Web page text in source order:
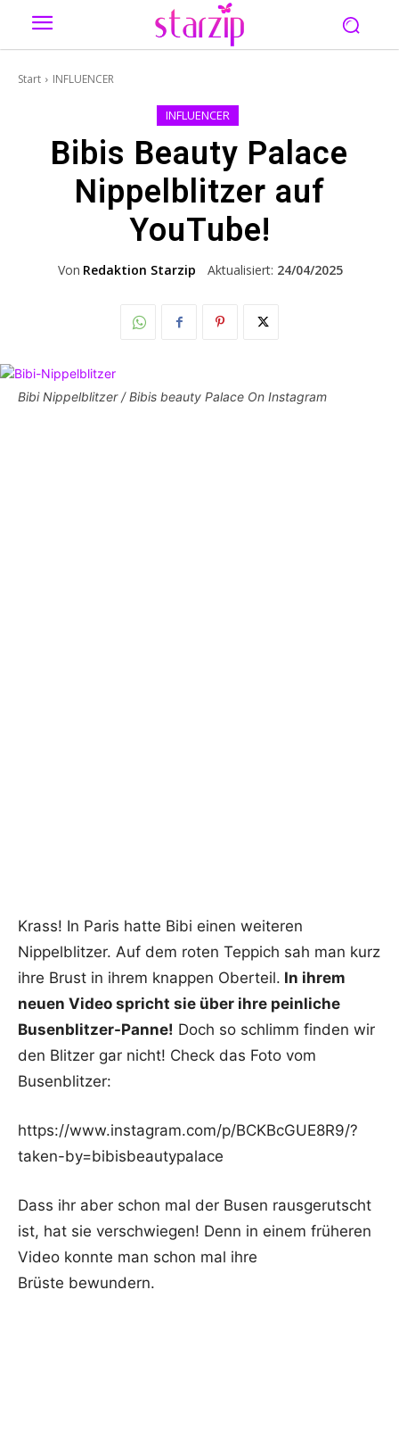
Start INFLUENCER
INFLUENCER
Bibis Beauty Palace
Nippelblitzer auf
YouTube!
Von Redaktion Starzip Aktualisiert: 24/04/2025
Bibi Nippelblitzer / Bibis beauty Palace On Instagram
Krass! In Paris hatte Bibi einen weiteren
Nippelblitzer. Auf dem roten Teppich sah man kurz
ihre Brust in ihrem knappen Oberteil. In ihrem
neuen Video spricht sie über ihre peinliche
Busenblitzer-Panne! Doch so schlimm finden wir
den Blitzer gar nicht! Check das Foto vom
Busenblitzer:
https://www.instagram.com/p/BCKBcGUE8R9/?
taken-by=bibisbeautypalace
Dass ihr aber schon mal der Busen rausgerutscht
ist, hat sie verschwiegen! Denn in einem früheren
Video konnte man schon mal ihre
Brüste bewundern.